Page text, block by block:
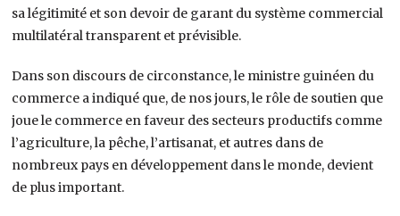
sa légitimité et son devoir de garant du système commercial
multilatéral transparent et prévisible.
Dans son discours de circonstance, le ministre guinéen du
commerce a indiqué que, de nos jours, le rôle de soutien que
joue le commerce en faveur des secteurs productifs comme
l’agriculture, la pêche, l’artisanat, et autres dans de
nombreux pays en développement dans le monde, devient
de plus important.